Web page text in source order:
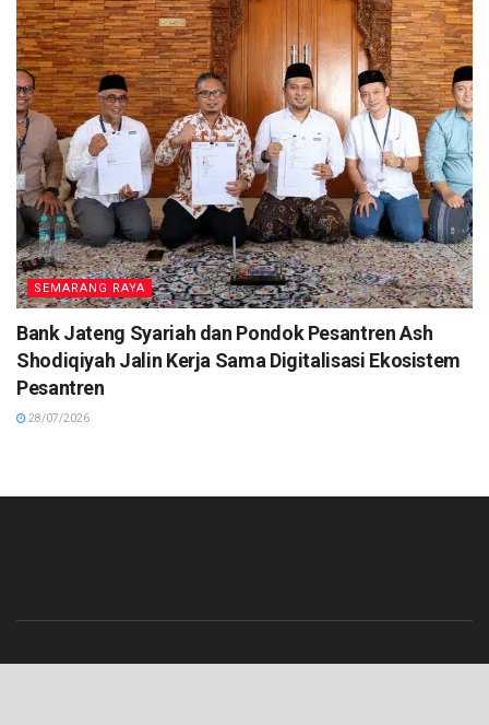
SEMARANG RAYA
Bank Jateng Syariah dan Pondok Pesantren Ash
Shodiqiyah Jalin Kerja Sama Digitalisasi Ekosistem
Pesantren
28/07/2026